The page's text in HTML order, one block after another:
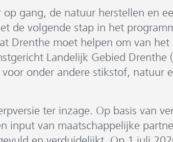
gang, de natuur herstellen en
de volgende stap in het
Drenthe moet helpen om van
Landelijk Gebied Drenthe
onder andere stikstof, natuur
ter inzage. Op basis van
input van maatschappelijke